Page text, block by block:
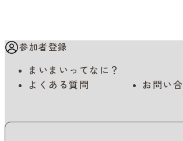
参加者登録
まいまいってなに？
よくある質問
お問い